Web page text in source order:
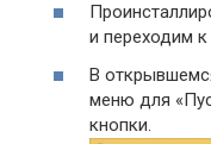
и переходим
В
меню для
кнопки.